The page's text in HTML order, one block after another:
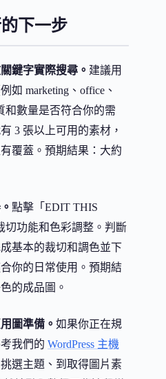
下一步
鍵字實際搜尋。 建議用
如 marketing、office、
和數量是否符合你的需
3 張以上可用的素材，
覆蓋。預期結果：大約
點擊「EDIT THIS
切功能和色彩調整。判斷
基本的裁切和調色並下
你的日常使用。預期結
的成品圖。
圖準備。 如果你正在規
我們的 WordPress 主機
選主題、到取得圖片素